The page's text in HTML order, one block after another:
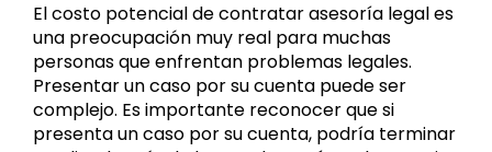
El costo potencial de contratar asesoría legal es
una preocupación muy real para muchas
personas que enfrentan problemas legales.
Presentar un caso por su cuenta puede ser
complejo. Es importante reconocer que si
presenta un caso por su cuenta, podría terminar